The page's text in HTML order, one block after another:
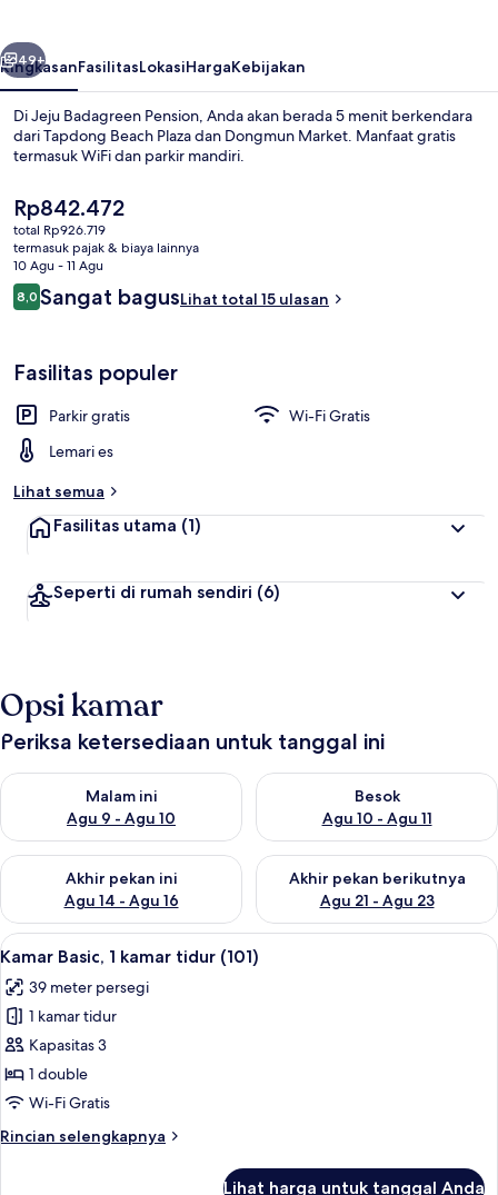
1 kamar tidur dan Wi-Fi gratis
Berikutnya
49+
RingkasanFasilitasLokasiHargaKebijakan
Di Jeju Badagreen Pension, Anda akan berada 5 menit berkendara
dari Tapdong Beach Plaza dan Dongmun Market. Manfaat gratis
termasuk WiFi dan parkir mandiri.
Harga
saat
ini
Rp842.472
Rp842.472
total Rp926.719
termasuk pajak & biaya lainnya
10 Agu - 11 Agu
Ulasan
8,08,0 dari 10
Sangat bagusLihat total 15 ulasan
Fasilitas populer
Parkir gratis
Wi-Fi Gratis
Lemari es
Lihat semua
Fasilitas utama (1)
Seperti di rumah sendiri (6)
Opsi kamar
Periksa ketersediaan untuk tanggal ini
Malam ini
Agu 9 - Agu 10
Periksa ketersediaan untuk malam ini Agu 9 - Agu 10
Besok
Agu 10 - Agu 11
Periksa ketersediaan untuk
Akhir pekan ini
Agu 14 - Agu 16
Periksa ketersediaan untuk akhir pekan ini Agu 14 - Agu 16
Akhir pekan berikutnya
Agu 21 - Agu 23
Periksa ketersediaan untuk
Lihat
semua
foto
untuk
Kamar
Basic,
1
tidur
10
Kamar Basic, 1 kamar tidur (101)
39 meter persegi
1 kamar tidur
Kapasitas 3
1 double
Wi-Fi Gratis
Rincian selengkapnya
Rincian
Lihat harga untuk tanggal Anda